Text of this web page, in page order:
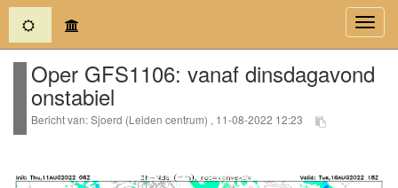
(current)
Oper GFS1106: vanaf dinsdagavond
onstabiel
Bericht van: Sjoerd (Leiden centrum) , 11-08-2022 12:23